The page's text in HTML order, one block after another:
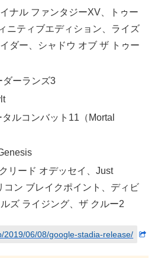
ナル ファンタジーXV、トゥー
ニティブエディション、ライズ
ダー、シャドウ オブ ザ トゥー
ダーランズ3
ルコンバット11（Mortal
リード オデッセイ、Just
コン ブレイクポイント、ディビ
ズ ライジング、ザ クルー2
2019/06/08/google-stadia-release/